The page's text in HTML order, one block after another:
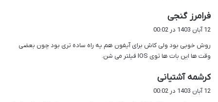
فرامرز گنجی
ف
:
12 آبان 1403 در 00:02
روش خوبی بود ولی کاش برای آیفون هم یه راه ساده تری بود چون بعضی
وقت ها این بات ها توی IOS فیلتر می شن.
کرشمه آشتیانی
ف
12 آبان 1403 در 00:02